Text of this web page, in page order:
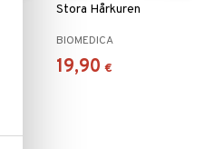
Stora Hårkuren
BIOMEDICA
19,90 €